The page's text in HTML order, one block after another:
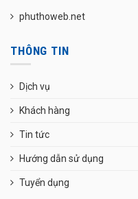
phuthoweb.net
THÔNG TIN
Dịch vụ
Khách hàng
Tin tức
Hướng dẫn sử dụng
Tuyển dụng